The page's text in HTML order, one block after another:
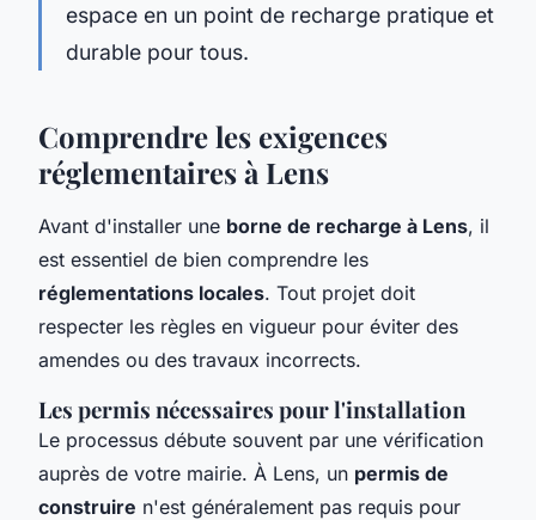
espace en un point de recharge pratique et
durable pour tous.
Comprendre les exigences
réglementaires à Lens
Avant d'installer une borne de recharge à Lens, il
est essentiel de bien comprendre les
réglementations locales. Tout projet doit
respecter les règles en vigueur pour éviter des
amendes ou des travaux incorrects.
Les permis nécessaires pour l'installation
Le processus débute souvent par une vérification
auprès de votre mairie. À Lens, un permis de
construire n'est généralement pas requis pour